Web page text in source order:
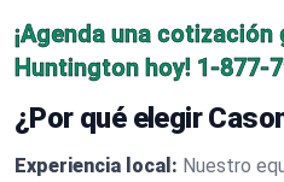
¡Agenda una
Huntington hoy! 1-877-
¿Por qué elegir
Experiencia local: Nuestro